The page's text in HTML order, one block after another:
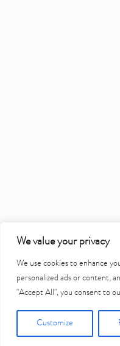
We value your privacy
We use cookies to enhance
personalized ads or content,
"Accept All", you consent to
Customize